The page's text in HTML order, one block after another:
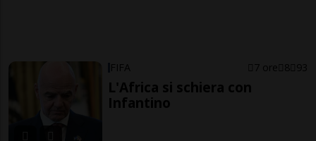
FIFA 7 ore 8 93
L'Africa si schiera con
Infantino